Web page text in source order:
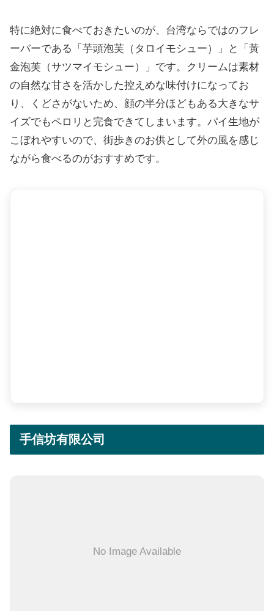
特に絶対に食べておきたいのが、台湾ならではのフレ
ーバーである「芋頭泡芙（タロイモシュー）」と「黃
金泡芙（サツマイモシュー）」です。クリームは素材
の自然な甘さを活かした控えめな味付けになってお
り、くどさがないため、顔の半分ほどもある大きなサ
イズでもペロリと完食できてしまいます。パイ生地が
こぼれやすいので、街歩きのお供として外の風を感じ
ながら食べるのがおすすめです。
手信坊有限公司
No Image Available